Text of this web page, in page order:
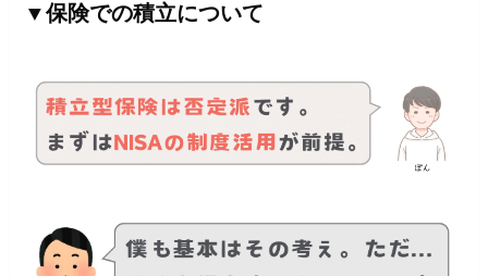
▼保険での積立について